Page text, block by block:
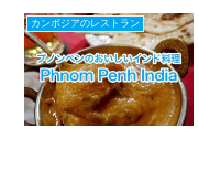
カンボジアのレストラン